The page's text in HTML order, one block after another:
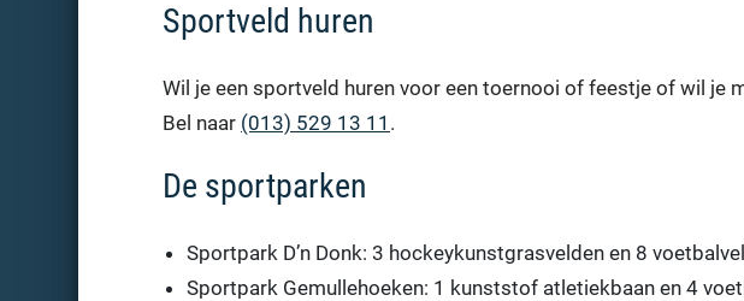
Sportveld huren
Wil je een sportveld huren voor een toernooi of feestje of wil je
Bel naar (013) 529 13 11 .
De sportparken
Sportpark D’n Donk: 3 hockeykunstgrasvelden en 8
Sportpark Gemullehoeken: 1 kunststof atletiekbaan en 4